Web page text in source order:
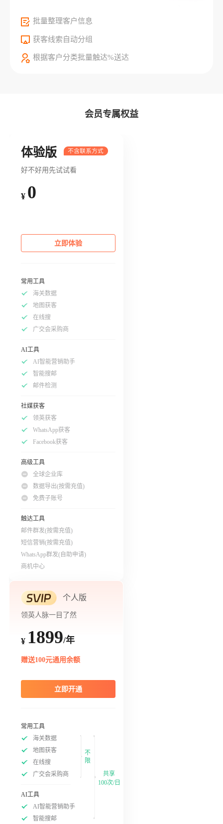
批量整理客户信息
获客线索自动分组
根据客户分类批量触达%送达
会员专属权益
体验版
好不好用先试试看
¥ 0
立即体验
常用工具
海关数据
地图获客
在线搜
广交会采购商
AI工具
AI智能营销助手
智能搜邮
邮件检测
社媒获客
领英获客
WhatsApp获客
Facebook获客
高级工具
全球企业库
数据导出(按需充值)
免费子账号
触达工具
邮件群发(按需充值)
短信营销(按需充值)
WhatsApp群发(自助申请)
商机中心
个人版
领英人脉一目了然
¥ 1899/年
赠送100元通用余额
立即开通
常用工具
海关数据
地图获客
在线搜
广交会采购商
不
限
AI工具
AI智能营销助手
智能搜邮
共享
100次/日